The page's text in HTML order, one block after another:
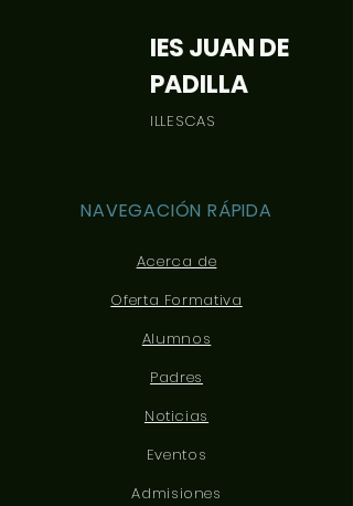
IES JUAN DE
PADILLA
ILLESCAS
NAVEGACIÓN RÁPIDA
Acerca de
Oferta Formativa
Alumnos
Padres
Noticias
Eventos
Admisiones